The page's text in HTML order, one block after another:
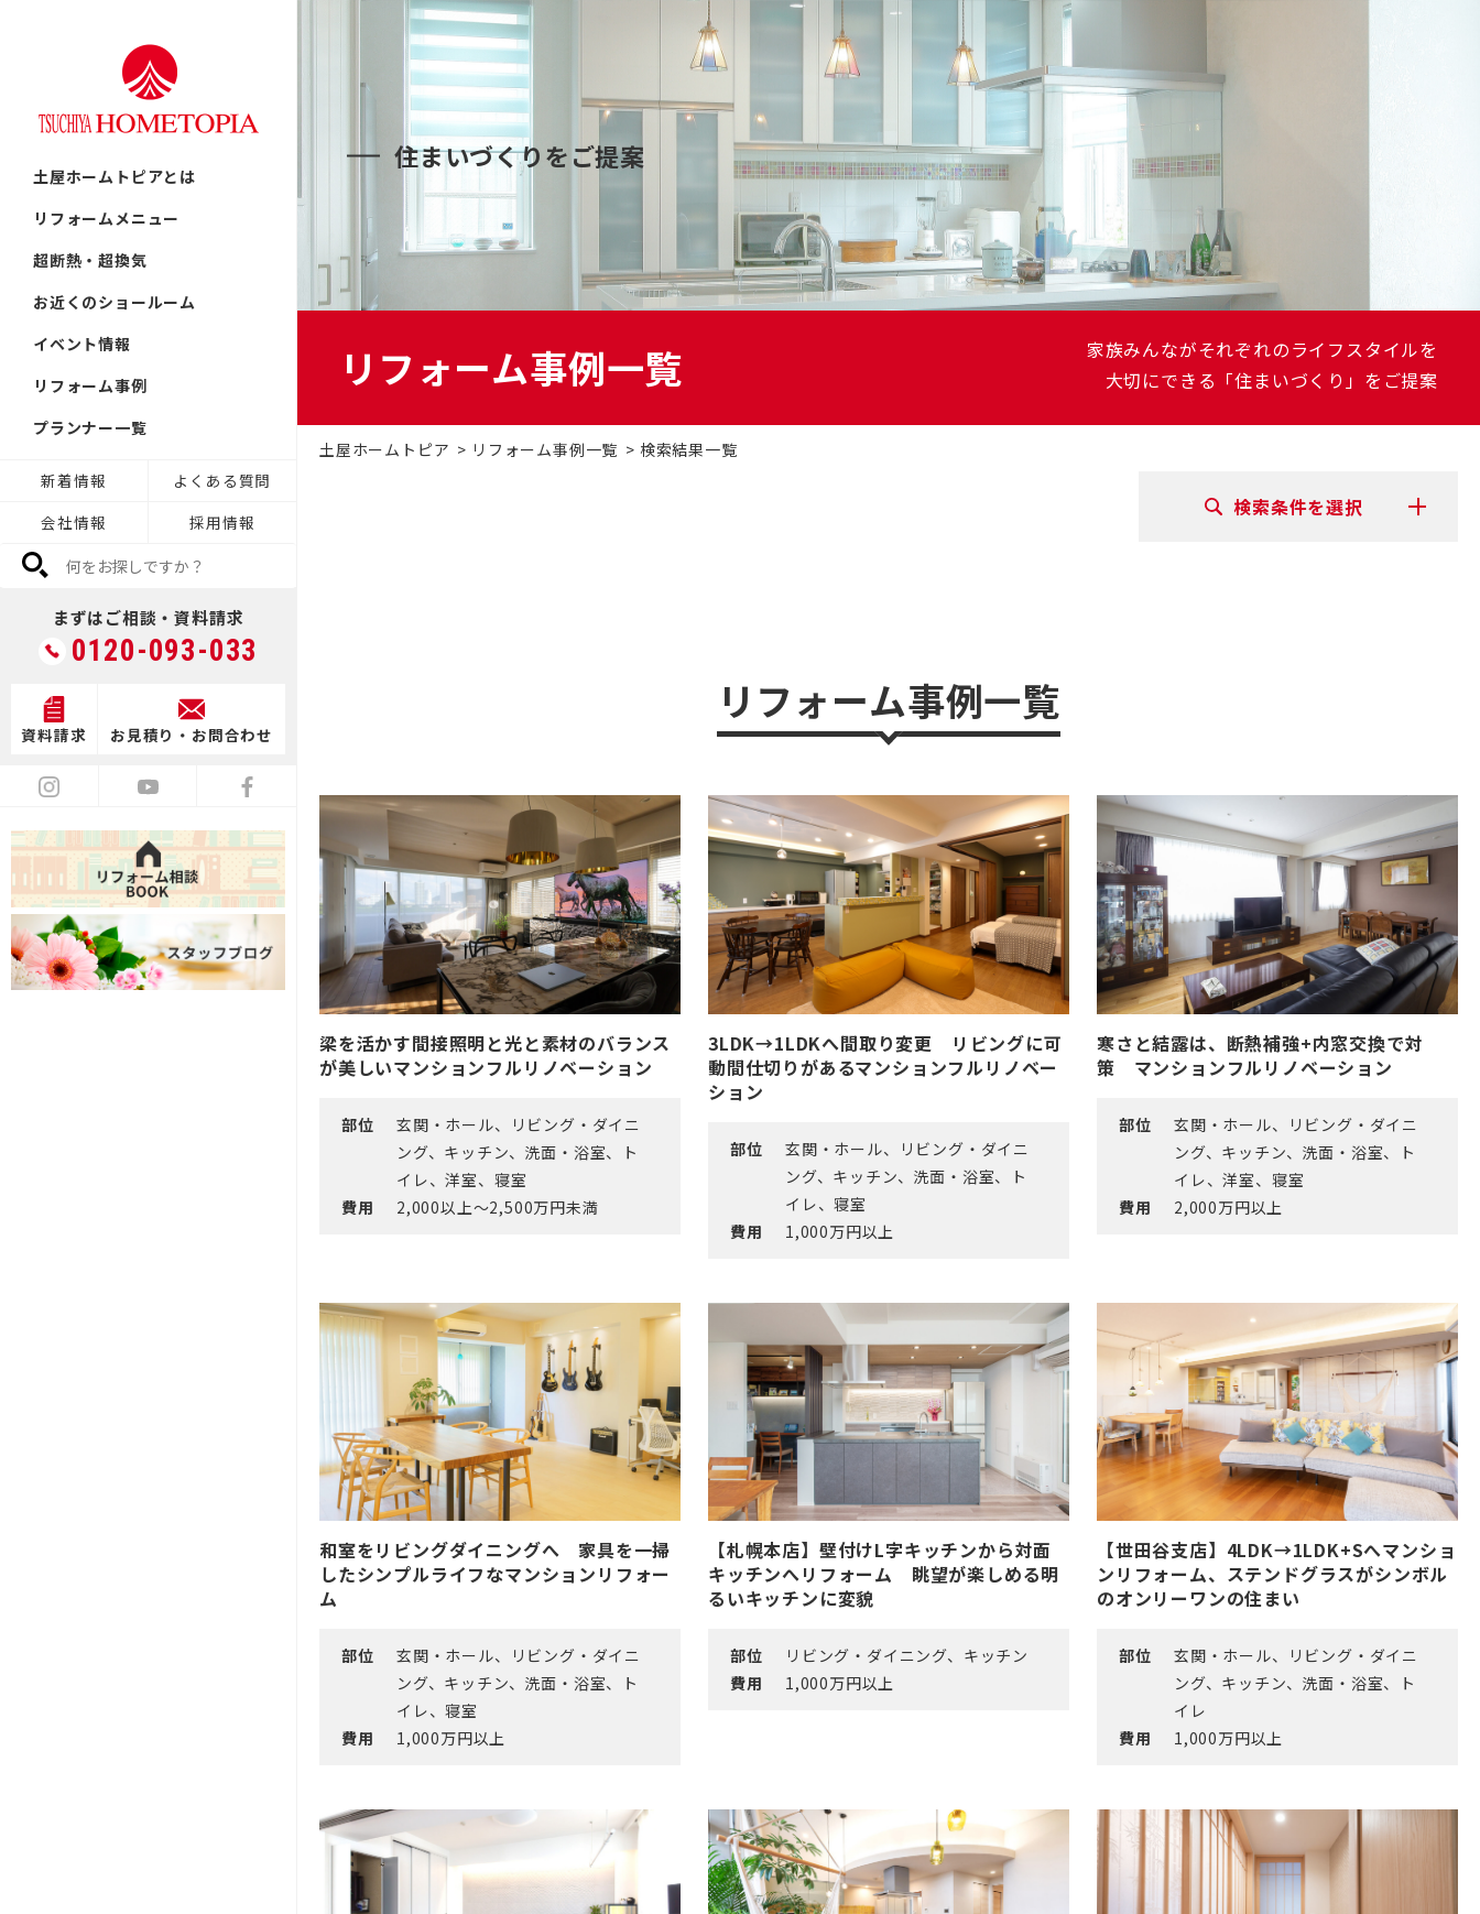
土屋ホームトピアとは
技術力
リフォームメニュー
リフォームの流れ
戸建てリフォーム マンションリフォーム 札幌フルリノベーション
DI窓 OKUリノベーション
太陽光発電システム エクステリアリフォーム
非住宅リノベーション 二世帯住宅リフォーム
ご
高
齢
者
め
フ
ー
施
工
介護
保険
事業
「ら
く
介」
リフォーム補助金 オフィスリフォーム
超断熱・超換気
お近くのショールーム
イベント情報
北海道
近畿
九州
リフォーム事例
プランナー一覧
新着情報
よくある質問
会社情報
採用情報
まずはご相談・資料請求
0120-093-033
資料請求 お見積り・お問合わせ
住まいづくりをご提案
リフォーム事例一覧
家族みんながそれぞれのライフスタイルを
⼤切にできる「住まいづくり」をご提案
土屋ホームトピア リフォーム事例一覧 検索結果一覧
検索条件を選択
リフォーム事例⼀覧
梁を活かす間接照明と光と素材のバランス
が美しいマンションフルリノベーション
部位
玄関・ホール、リビング・ダイニ
ング、キッチン、洗面・浴室、ト
イレ、洋室、寝室
費用
2,000以上～2,500万円未満
3LDK→1LDKへ間取り変更 リビングに可
動間仕切りがあるマンションフルリノベー
ション
部位
玄関・ホール、リビング・ダイニ
ング、キッチン、洗面・浴室、ト
イレ、寝室
費用
1,000万円以上
寒さと結露は、断熱補強+内窓交換で対
策 マンションフルリノベーション
部位
玄関・ホール、リビング・ダイニ
ング、キッチン、洗面・浴室、ト
イレ、洋室、寝室
費用
2,000万円以上
和室をリビングダイニングへ 家具を一掃
したシンプルライフなマンションリフォー
ム
部位
玄関・ホール、リビング・ダイニ
ング、キッチン、洗面・浴室、ト
イレ、寝室
費用
1,000万円以上
【札幌本店】壁付けL字キッチンから対面
キッチンへリフォーム 眺望が楽しめる明
るいキッチンに変貌
部位
リビング・ダイニング、キッチン
費用
1,000万円以上
【世田谷支店】4LDK→1LDK+Sへマンショ
ンリフォーム、ステンドグラスがシンボル
のオンリーワンの住まい
部位
玄関・ホール、リビング・ダイニ
ング、キッチン、洗面・浴室、ト
イレ
費用
1,000万円以上